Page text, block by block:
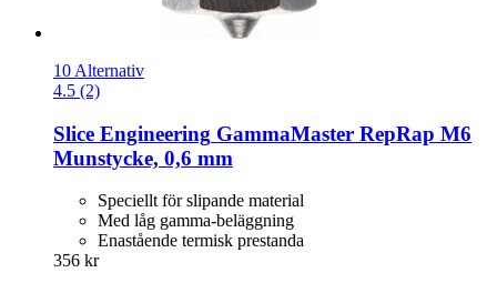
10 Alternativ
4.5 (2)
Slice Engineering GammaMaster RepRap M6
Munstycke, 0,6 mm
Speciellt för slipande material
Med låg gamma-beläggning
Enastående termisk prestanda
356 kr